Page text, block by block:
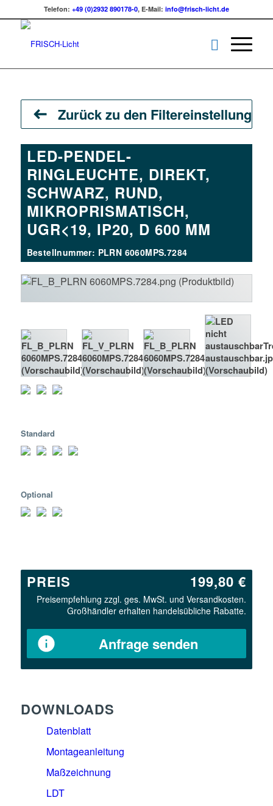
Telefon: +49 (0)2932 890178-0, E-Mail: info@frisch-licht.de
Zurück zu den Filtereinstellungen
LED-PENDEL-
RINGLEUCHTE, DIREKT,
SCHWARZ, RUND,
MIKROPRISMATISCH,
UGR<19, IP20, D 600 MM
Bestellnummer: PLRN 6060MPS.7284
Standard
Optional
PREIS 199,80 €
Preisempfehlung zzgl. ges. MwSt. und Versandkosten.
Großhändler erhalten handelsübliche Rabatte.
Anfrage senden
DOWNLOADS
Datenblatt
Montageanleitung
Maßzeichnung
LDT